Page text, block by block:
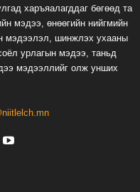
харъяалагддаг бөгөөд та
мэдээ, өнөөгийн нийгмийн
мэдээлэл, шинжлэх ухааны
урлагын мэдээ, таньд
мэдээллийг олж унших